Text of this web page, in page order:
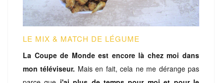
LE MIX & MATCH DE LÉGUME
La Coupe de Monde est encore là chez moi dans
mon téléviseur. Mais en fait, cela ne me dérange pas